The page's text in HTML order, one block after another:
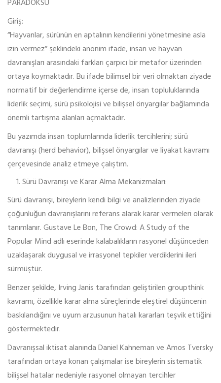
PARADOKSU
Giriş:
“Hayvanlar, sürünün en aptalının kendilerini yönetmesine asla
izin vermez” şeklindeki anonim ifade, insan ve hayvan
davranışları arasındaki farkları çarpıcı bir metafor üzerinden
ortaya koymaktadır. Bu ifade bilimsel bir veri olmaktan ziyade
normatif bir değerlendirme içerse de, insan topluluklarında
liderlik seçimi, sürü psikolojisi ve bilişsel önyargılar bağlamında
önemli tartışma alanları açmaktadır.
Bu yazımda insan toplumlarında liderlik tercihlerini; sürü
davranışı (herd behavior), bilişsel önyargılar ve liyakat kavramı
çerçevesinde analiz etmeye çalıştım.
Sürü Davranışı ve Karar Alma Mekanizmaları:
Sürü davranışı, bireylerin kendi bilgi ve analizlerinden ziyade
çoğunluğun davranışlarını referans alarak karar vermeleri olarak
tanımlanır. Gustave Le Bon, The Crowd: A Study of the
Popular Mind adlı eserinde kalabalıkların rasyonel düşünceden
uzaklaşarak duygusal ve irrasyonel tepkiler verdiklerini ileri
sürmüştür.
Benzer şekilde, Irving Janis tarafından geliştirilen groupthink
kavramı, özellikle karar alma süreçlerinde eleştirel düşüncenin
baskılandığını ve uyum arzusunun hatalı kararları teşvik ettiğini
göstermektedir.
Davranışsal iktisat alanında Daniel Kahneman ve Amos Tversky
tarafından ortaya konan çalışmalar ise bireylerin sistematik
bilişsel hatalar nedeniyle rasyonel olmayan tercihler